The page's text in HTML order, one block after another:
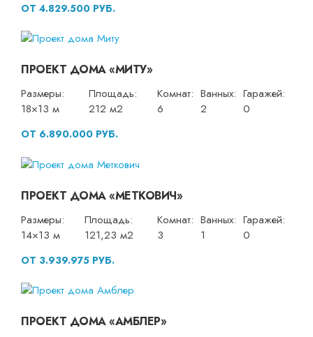
ОТ 4.829.500 РУБ.
ПРОЕКТ ДОМА «МИТУ»
Размеры:
18×13 м
Площадь:
212 м2
Комнат:
6
Ванных:
2
Гаражей:
0
ОТ 6.890.000 РУБ.
ПРОЕКТ ДОМА «МЕТКОВИЧ»
Размеры:
14×13 м
Площадь:
121,23 м2
Комнат:
3
Ванных:
1
Гаражей:
0
ОТ 3.939.975 РУБ.
ПРОЕКТ ДОМА «АМБЛЕР»